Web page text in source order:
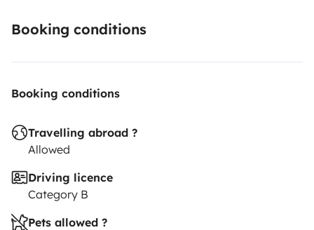
Booking conditions
Booking conditions
Travelling abroad ?
Allowed
Driving licence
Category B
Pets allowed ?